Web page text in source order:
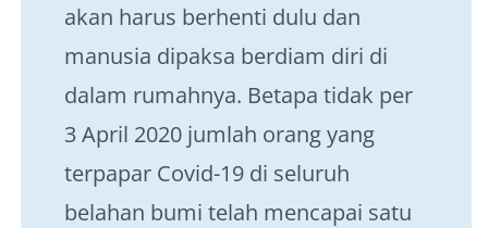
akan harus berhenti dulu dan
manusia dipaksa berdiam diri di
dalam rumahnya. Betapa tidak per
3 April 2020 jumlah orang yang
terpapar Covid-19 di seluruh
belahan bumi telah mencapai satu